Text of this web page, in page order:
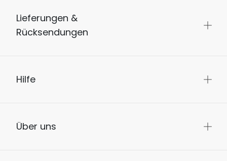
Lieferungen &
Rücksendungen
Hilfe
Über uns